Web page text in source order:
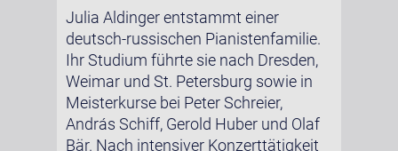
Julia Aldinger entstammt einer
deutsch-russischen Pianistenfamilie.
Ihr Studium führte sie nach Dresden,
Weimar und St. Petersburg sowie in
Meisterkurse bei Peter Schreier,
András Schiff, Gerold Huber und Olaf
Bär. Nach intensiver Konzerttätigkeit